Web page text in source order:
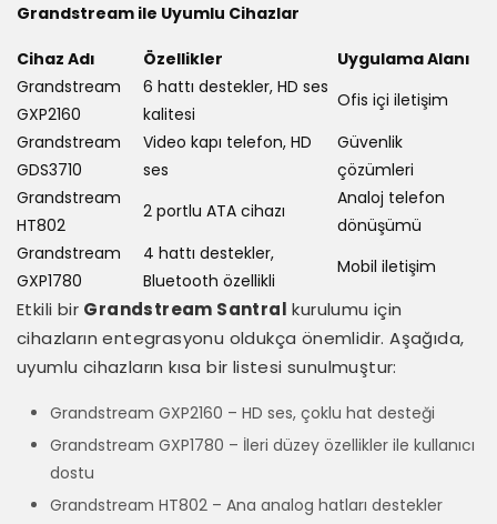
Grandstream ile Uyumlu Cihazlar
Cihaz Adı Özellikler
Uygulama Alanı
Grandstream
GXP2160
6 hattı destekler, HD ses
kalitesi
Ofis içi iletişim
Grandstream
GDS3710
Video kapı telefon, HD
ses
Güvenlik
çözümleri
Grandstream
HT802
2 portlu ATA cihazı
Analoj telefon
dönüşümü
Grandstream
GXP1780
4 hattı destekler,
Bluetooth özellikli
Mobil iletişim
Etkili bir Grandstream Santral kurulumu için
cihazların entegrasyonu oldukça önemlidir. Aşağıda,
uyumlu cihazların kısa bir listesi sunulmuştur:
Grandstream GXP2160 – HD ses, çoklu hat desteği
Grandstream GXP1780 – İleri düzey özellikler ile kullanıcı
dostu
Grandstream HT802 – Ana analog hatları destekler